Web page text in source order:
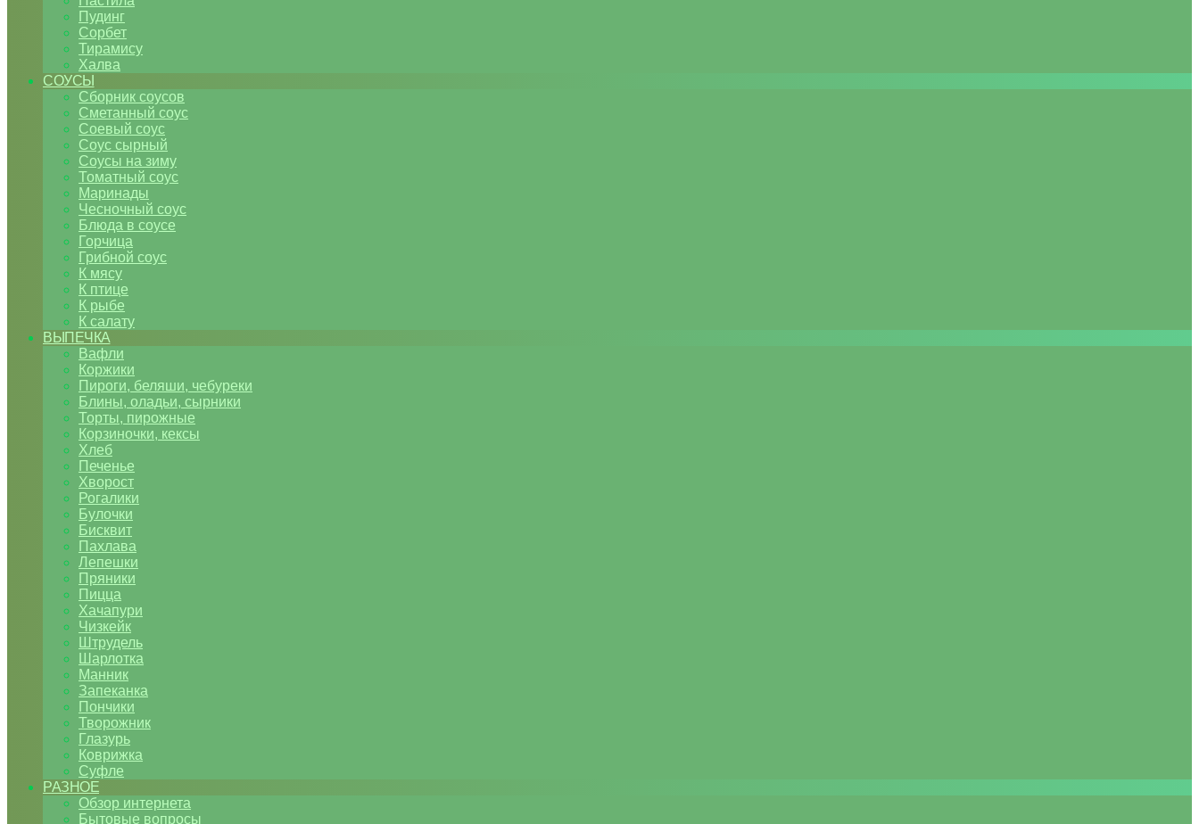
Пудинг
Сорбет
Тирамису
Халва
СОУСЫ
Сборник соусов
Сметанный соус
Соевый соус
Соус сырный
Соусы на зиму
Томатный соус
Маринады
Чесночный соус
Блюда в соусе
Горчица
Грибной соус
К мясу
К птице
К рыбе
К салату
ВЫПЕЧКА
Вафли
Коржики
Пироги, беляши, чебуреки
Блины, оладьи, сырники
Торты, пирожные
Корзиночки, кексы
Хлеб
Печенье
Хворост
Рогалики
Булочки
Бисквит
Пахлава
Лепешки
Пряники
Пицца
Хачапури
Чизкейк
Штрудель
Шарлотка
Манник
Запеканка
Пончики
Творожник
Глазурь
Коврижка
Суфле
РАЗНОЕ
Обзор интернета
Бытовые вопросы